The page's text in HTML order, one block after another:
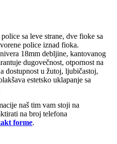
sa leve strane, dve fioke sa
police iznad fioka.
18mm debljine, kantovanog
dugovečnost, otpornost na
dostupnost u žutoj, ljubičastoj,
estetsko uklapanje sa
naš tim vam stoji na
na broj telefona
forme.